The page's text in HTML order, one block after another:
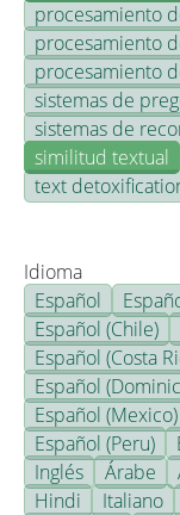
procesamiento
procesamiento
procesamiento
sistemas de
sistemas de
similitud textual
text
Idioma
Español
Español (Chile)
Español (Costa
Español
Español (Mexico)
Español (Peru)
Inglés
Árabe
Hindi
Italiano